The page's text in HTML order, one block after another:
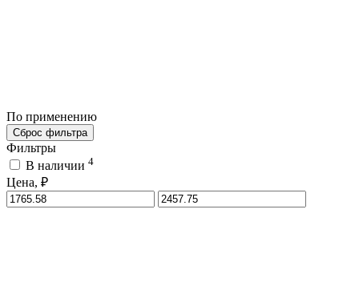
По применению
Сброс фильтра
Фильтры
В наличии 4
Цена, ₽